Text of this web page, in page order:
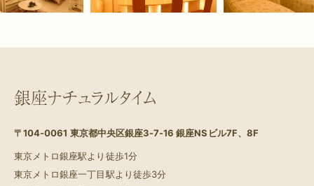
銀座ナチュラルタイム
〒104-0061 東京都中央区銀座3-7-16 銀座NSビル7F、8F
東京メトロ銀座駅より徒歩1分
東京メトロ銀座一丁目駅より徒歩3分